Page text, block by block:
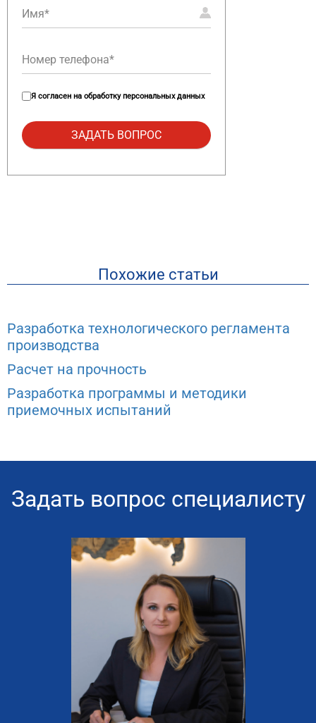
Я согласен на обработку персональных данных
Похожие статьи
Разработка технологического регламента
производства
Расчет на прочность
Разработка программы и методики
приемочных испытаний
Задать вопрос специалисту